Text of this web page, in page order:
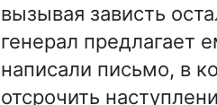
вызывая зависть
генерал предлагает
написали письмо, в
отсрочить